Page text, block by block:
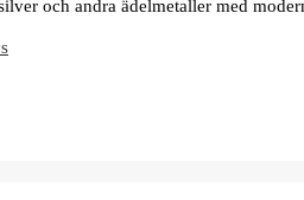
och andra ädelmetaller med